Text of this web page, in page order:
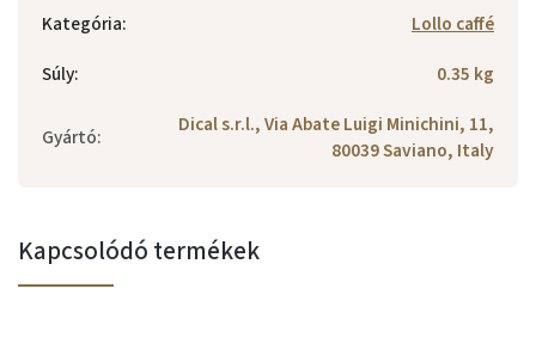
Kategória:
Lollo caffé
Súly: 0.35 kg
Gyártó:
Dical s.r.l., Via Abate Luigi Minichini, 11,
80039 Saviano, Italy
Kapcsolódó termékek